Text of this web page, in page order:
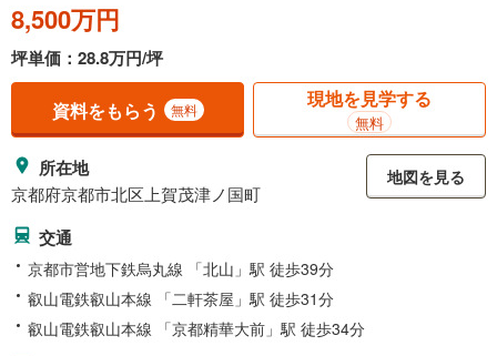
8,500万円
坪単価：28.8万円/坪
資料をもらう 無料 現地を見学する
無料
所在地
京都府京都市北区上賀茂津ノ国町
地図を見る
交通
京都市営地下鉄烏丸線 「北山」駅 徒歩39分
叡山電鉄叡山本線 「二軒茶屋」駅 徒歩31分
叡山電鉄叡山本線 「京都精華大前」駅 徒歩34分